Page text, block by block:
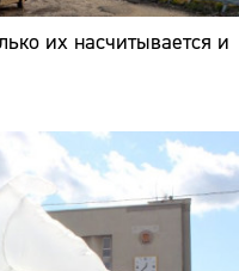
их насчитывается и